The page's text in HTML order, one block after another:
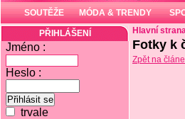
SOUTĚŽE MÓDA & TRENDY
PŘIHLÁŠENÍ
Jméno :
Heslo :
trvale
Hlavní
Fotky k
Zpět na